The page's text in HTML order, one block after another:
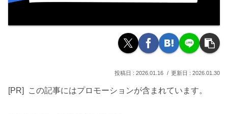
2026.01.16 2026.01.30
[PR] この記事にはプロモーションが含まれています。